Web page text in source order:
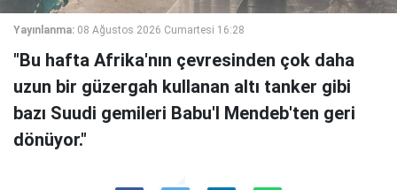
Yayınlanma: 08 Ağustos 2026 Cumartesi 16:28
"Bu hafta Afrika'nın çevresinden çok daha
uzun bir güzergah kullanan altı tanker gibi
bazı Suudi gemileri Babu'l Mendeb'ten geri
dönüyor."